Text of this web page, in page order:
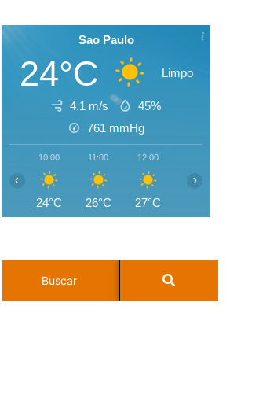
Sao Paulo
24°C Limpo
4.1 m/s
45%
761 mmHg
10:00
24°C
11:00
26°C
12:00
27°C
‹ ›